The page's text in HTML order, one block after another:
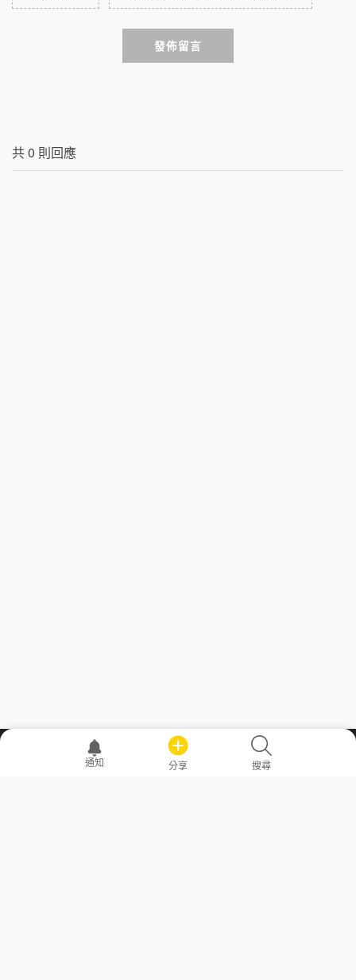
發佈留言
共0 則回應
職場透明化運動
通知 分享 搜尋